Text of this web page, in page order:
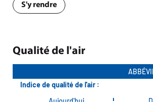
S'y rendre
Qualité de l'air